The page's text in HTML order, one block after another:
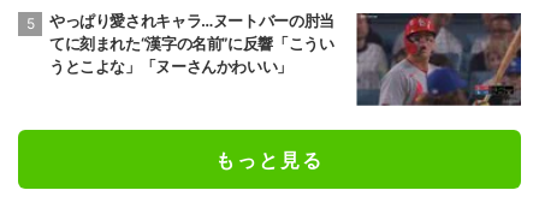
やっぱり愛されキャラ…ヌートバーの肘当
てに刻まれた“漢字の名前”に反響「こうい
うとこよな」「ヌーさんかわいい」
もっと見る